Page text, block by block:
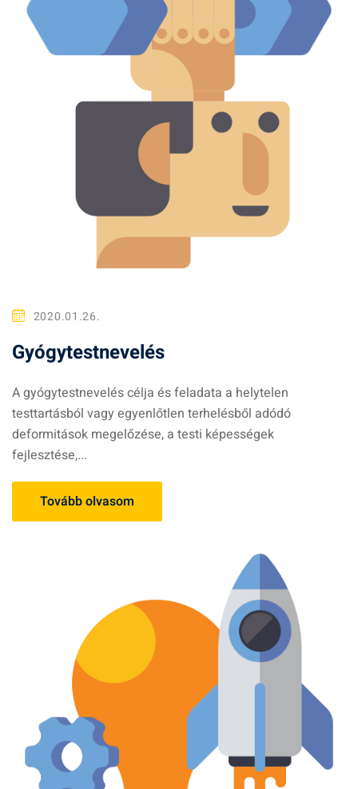
2020.01.26.
Gyógytestnevelés
A gyógytestnevelés célja és feladata a helytelen
testtartásból vagy egyenlőtlen terhelésből adódó
deformitások megelőzése, a testi képességek
fejlesztése,...
Tovább olvasom